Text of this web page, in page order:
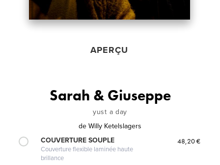
APERÇU
Sarah & Giuseppe
yust a day
de Willy Ketelslagers
COUVERTURE SOUPLE
Couverture flexible laminée haute
brillance
48,20 €